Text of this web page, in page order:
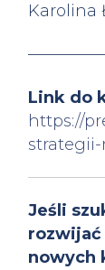
Karolina
Link do
https://
Jeśli
rozwijać
nowych